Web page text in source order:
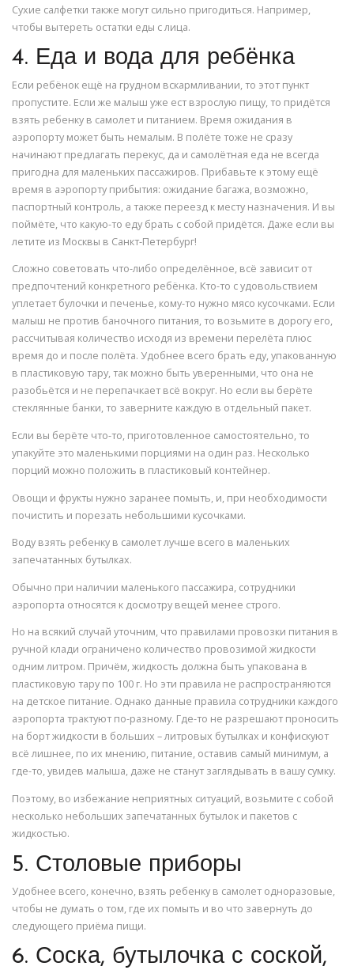
Сухие салфетки также могут сильно пригодиться. Например,
чтобы вытереть остатки еды с лица.
4. Еда и вода для ребёнка
Если ребёнок ещё на грудном вскармливании, то этот пункт
пропустите. Если же малыш уже ест взрослую пищу, то придётся
взять ребенку в самолет и питанием. Время ожидания в
аэропорту может быть немалым. В полёте тоже не сразу
начинают предлагать перекус, да и самолётная еда не всегда
пригодна для маленьких пассажиров. Прибавьте к этому ещё
время в аэропорту прибытия: ожидание багажа, возможно,
паспортный контроль, а также переезд к месту назначения. И вы
поймёте, что какую-то еду брать с собой придётся. Даже если вы
летите из Москвы в Санкт-Петербург!
Сложно советовать что-либо определённое, всё зависит от
предпочтений конкретного ребёнка. Кто-то с удовольствием
уплетает булочки и печенье, кому-то нужно мясо кусочками. Если
малыш не против баночного питания, то возьмите в дорогу его,
рассчитывая количество исходя из времени перелёта плюс
время до и после полёта. Удобнее всего брать еду, упакованную
в пластиковую тару, так можно быть уверенными, что она не
разобьётся и не перепачкает всё вокруг. Но если вы берёте
стеклянные банки, то заверните каждую в отдельный пакет.
Если вы берёте что-то, приготовленное самостоятельно, то
упакуйте это маленькими порциями на один раз. Несколько
порций можно положить в пластиковый контейнер.
Овощи и фрукты нужно заранее помыть, и, при необходимости
почистить и порезать небольшими кусочками.
Воду взять ребенку в самолет лучше всего в маленьких
запечатанных бутылках.
Обычно при наличии маленького пассажира, сотрудники
аэропорта относятся к досмотру вещей менее строго.
Но на всякий случай уточним, что правилами провозки питания в
ручной клади ограничено количество провозимой жидкости
одним литром. Причём, жидкость должна быть упакована в
пластиковую тару по 100 г. Но эти правила не распространяются
на детское питание. Однако данные правила сотрудники каждого
аэропорта трактуют по-разному. Где-то не разрешают проносить
на борт жидкости в больших – литровых бутылках и конфискуют
всё лишнее, по их мнению, питание, оставив самый минимум, а
где-то, увидев малыша, даже не станут заглядывать в вашу сумку.
Поэтому, во избежание неприятных ситуаций, возьмите с собой
несколько небольших запечатанных бутылок и пакетов с
жидкостью.
5. Столовые приборы
Удобнее всего, конечно, взять ребенку в самолет одноразовые,
чтобы не думать о том, где их помыть и во что завернуть до
следующего приёма пищи.
6. Соска, бутылочка с соской,